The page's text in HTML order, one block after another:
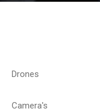
Drones
Camera's